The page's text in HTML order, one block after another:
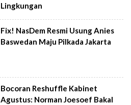
Lingkungan
Fix! NasDem Resmi Usung Anies
Baswedan Maju Pilkada Jakarta
Bocoran Reshuffle Kabinet
Agustus: Norman Joesoef Bakal